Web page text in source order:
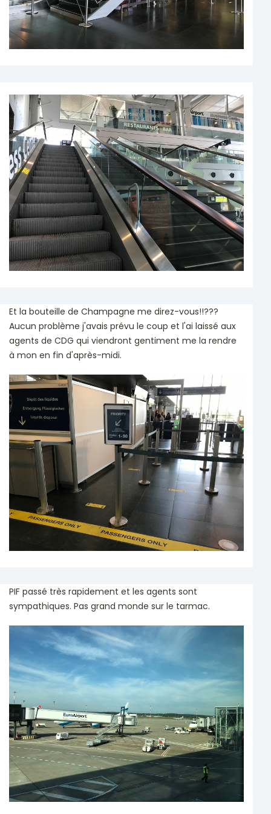
Et la bouteille de Champagne me direz-vous!!???
Aucun problème j'avais prévu le coup et l'ai laissé aux
agents de CDG qui viendront gentiment me la rendre
à mon en fin d'après-midi.
PIF passé très rapidement et les agents sont
sympathiques. Pas grand monde sur le tarmac.